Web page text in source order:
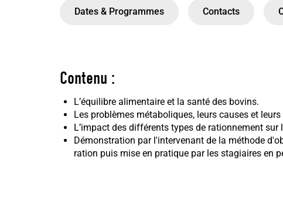
Dates & Programmes Contacts
Contenu :
L’équilibre alimentaire et la santé des bovins.
Les problèmes métaboliques, leurs causes et
L’impact des différents types de rationnement sur
Démonstration par l'intervenant de la méthode
ration puis mise en pratique par les stagiaires en